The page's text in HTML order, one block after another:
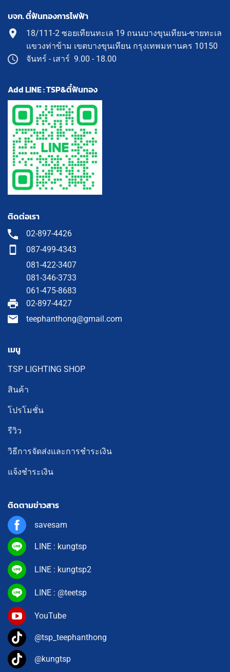
บจก. ตี๋ฟันทองการไฟฟ้า
18/111-2 ซอยเทียนทะเล 19 ถนนบางขุนเทียน-ชายทะเล
แขวงท่าข้าม เขตบางขุนเทียน กรุงเทพมหานคร 10150
จันทร์ - เสาร์ 9.00 - 18.00
Add LINE : TSP&ตี๋ฟันทอง
ติดต่อเรา
02-897-4426
087-499-4343
081-422-3407
081-346-3733
061-475-8683
02-897-4427
teephanthong@gmail.com
เมนู
TSP LIGHTING SHOP
สินค้า
โปรโมชั่น
รีวิว
วิธีการจัดส่งและการชำระเงิน
แจ้งชำระเงิน
ติดตามข่าวสาร
savesam
LINE : kungtsp
LINE : kungtsp2
LINE : @teetsp
YouTube
@tsp_teephanthong
@kungtsp